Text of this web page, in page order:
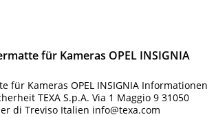
für Kameras OPEL INSIGNIA
für Kameras OPEL INSIGNIA Informationen
TEXA S.p.A. Via 1 Maggio 9 31050
di Treviso Italien info@texa.com